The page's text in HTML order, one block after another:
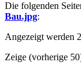
Die folgenden
Bau.jpg:
Angezeigt werden
Zeige (vorherige 50